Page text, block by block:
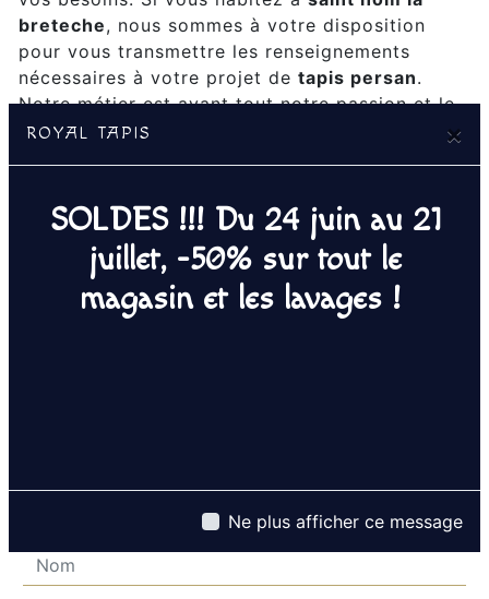
ROYAL TAPIS ×
SOLDES !!! Du 24 juin au 21
juillet, -50% sur tout le
magasin et les lavages !
Ne plus afficher ce message
breteche, nous sommes à votre disposition
pour vous transmettre les renseignements
nécessaires à votre projet de tapis persan.
Notre métier est avant tout notre passion et le
partager avec vous renforce encore plus notre
EN SAVOIR PLUS